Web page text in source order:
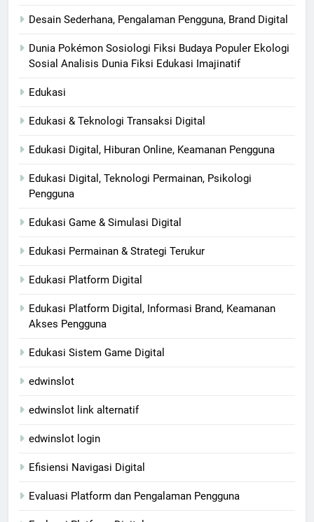
Desain Sederhana, Pengalaman Pengguna, Brand Digital
Dunia Pokémon Sosiologi Fiksi Budaya Populer Ekologi
Sosial Analisis Dunia Fiksi Edukasi Imajinatif
Edukasi
Edukasi & Teknologi Transaksi Digital
Edukasi Digital, Hiburan Online, Keamanan Pengguna
Edukasi Digital, Teknologi Permainan, Psikologi
Pengguna
Edukasi Game & Simulasi Digital
Edukasi Permainan & Strategi Terukur
Edukasi Platform Digital
Edukasi Platform Digital, Informasi Brand, Keamanan
Akses Pengguna
Edukasi Sistem Game Digital
edwinslot
edwinslot link alternatif
edwinslot login
Efisiensi Navigasi Digital
Evaluasi Platform dan Pengalaman Pengguna